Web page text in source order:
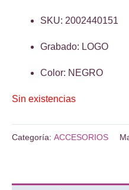
era:
€59.00.
es:
€41.00.
SKU: 2002440151
Grabado: LOGO
Color: NEGRO
Sin existencias
Categoría: ACCESORIOS